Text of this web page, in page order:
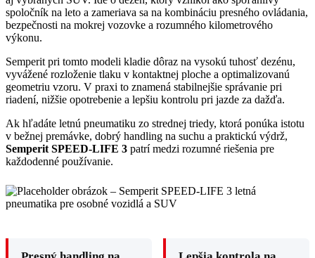
spoločník na leto a zameriava sa na kombináciu presného ovládania,
bezpečnosti na mokrej vozovke a rozumného kilometrového
výkonu.
Semperit pri tomto modeli kladie dôraz na vysokú tuhosť dezénu,
vyvážené rozloženie tlaku v kontaktnej ploche a optimalizovanú
geometriu vzoru. V praxi to znamená stabilnejšie správanie pri
riadení, nižšie opotrebenie a lepšiu kontrolu pri jazde za dažďa.
Ak hľadáte letnú pneumatiku zo strednej triedy, ktorá ponúka istotu
v bežnej premávke, dobrý handling na suchu a praktickú výdrž,
Semperit SPEED-LIFE 3 patrí medzi rozumné riešenia pre
každodenné používanie.